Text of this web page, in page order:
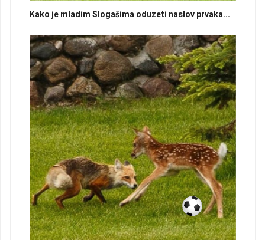
Kako je mladim Slogašima oduzeti naslov prvaka...